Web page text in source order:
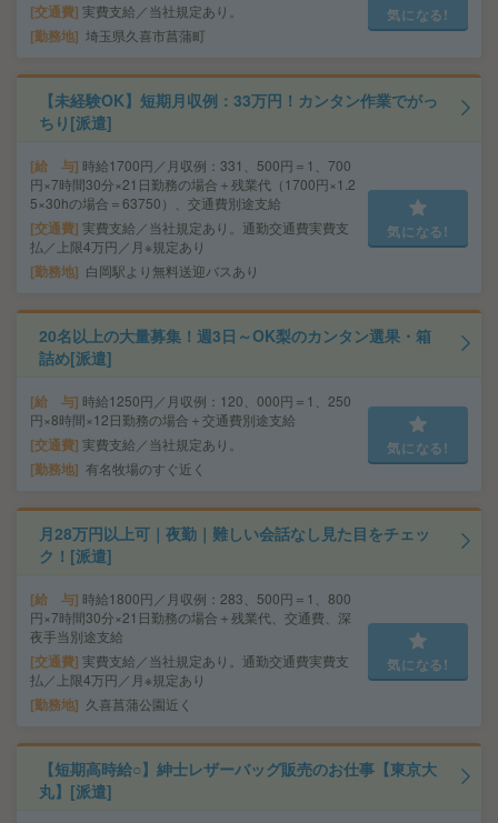
交通費 実費支給／当社規定あり。
勤務地 埼玉県久喜市菖蒲町
気になる!
【未経験OK】短期月収例：33万円！カンタン作業でがっ
ちり[派遣]
給 与 時給1700円／月収例：331、500円＝1、700
円×7時間30分×21日勤務の場合＋残業代（1700円×1.2
5×30hの場合＝63750）、交通費別途支給
交通費 実費支給／当社規定あり。通勤交通費実費支
払／上限4万円／月※規定あり
勤務地 白岡駅より無料送迎バスあり
気になる!
20名以上の大量募集！週3日～OK梨のカンタン選果・箱
詰め[派遣]
給 与 時給1250円／月収例：120、000円＝1、250
円×8時間×12日勤務の場合＋交通費別途支給
交通費 実費支給／当社規定あり。
勤務地 有名牧場のすぐ近く
気になる!
月28万円以上可｜夜勤｜難しい会話なし見た目をチェッ
ク！[派遣]
給 与 時給1800円／月収例：283、500円＝1、800
円×7時間30分×21日勤務の場合＋残業代、交通費、深
夜手当別途支給
交通費 実費支給／当社規定あり。通勤交通費実費支
払／上限4万円／月※規定あり
勤務地 久喜菖蒲公園近く
気になる!
【短期高時給○】紳士レザーバッグ販売のお仕事【東京大
丸】[派遣]